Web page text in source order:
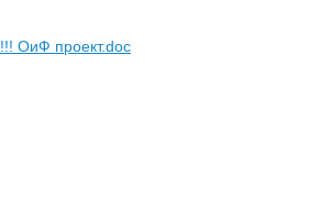
!!! ОиФ проект.doc